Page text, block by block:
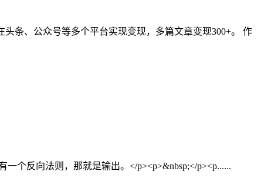
条、公众号等多个平台实现变现，多篇文章变现300+。 作
个反向法则，那就是输出。</p><p>&nbsp;</p><p......